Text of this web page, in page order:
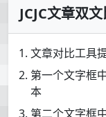
JCJC文章双
文章对比工具
第一个文字框
本
第二个文字框